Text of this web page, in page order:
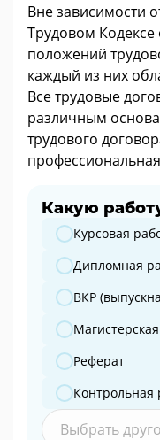
Вне зависимости
Трудовом Кодексе
положений
каждый из них
Все трудовые
различным
трудового
Какую
Какую работу вы
Курсовая
Дипломная
ВКР
Реферат
Контрольная
Выбрать